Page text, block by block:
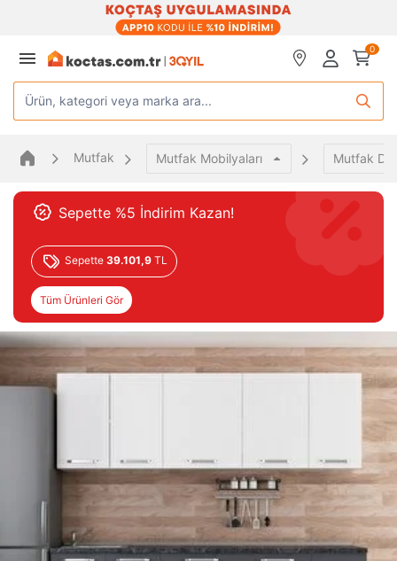
0
Ürün, kategori veya marka ara...
Mutfak Mutfak Mobilyaları Mutfak
Sepette %5 İndirim Kazan!
Sepette 39.101,9 TL
Tüm Ürünleri Gör